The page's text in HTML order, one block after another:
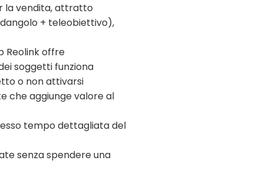
la vendita, attratto
+ teleobiettivo),
Reolink offre
soggetti funziona
o non attivarsi
che aggiunge valore al
tempo dettagliata del
senza spendere una